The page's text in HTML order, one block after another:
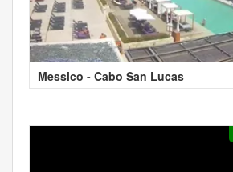
Messico - Cabo San Lucas